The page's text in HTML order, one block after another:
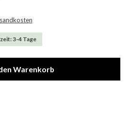
3-4 Tage
Warenkorb